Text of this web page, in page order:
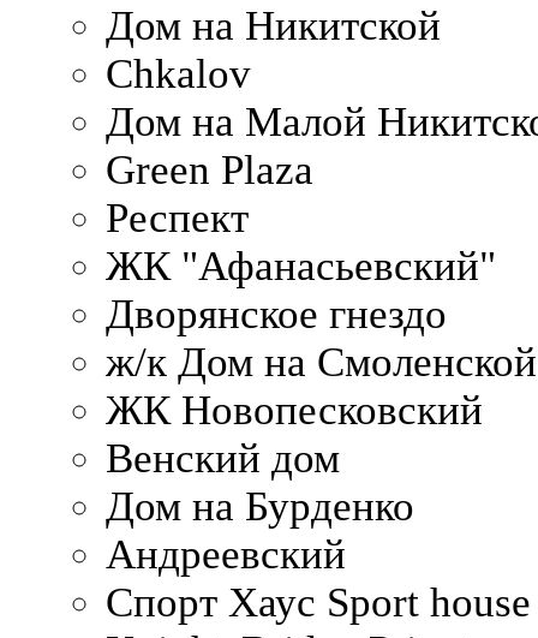
Дом на Никитской
Chkalov
Дом на Малой
Green Plaza
Респект
ЖК "Афанасьевский"
Дворянское гнездо
ж/к Дом на
ЖК Новопесковский
Венский дом
Дом на Бурденко
Андреевский
Спорт Хаус Sport house